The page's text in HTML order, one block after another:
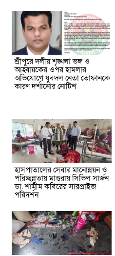
শ্রীপুরে দলীয় শৃঙ্খলা ভঙ্গ ও
আহ্বায়কের ওপর হামলার
অভিযোগে যুবদল নেতা তোফানকে
কারণ দর্শানোর নোটিশ
হাসপাতালের সেবার মানোন্নয়ন ও
পরিচ্ছন্নতায় মাগুরায় সিভিল সার্জন
ডা. শামীম কবিরের সারপ্রাইজ
পরিদর্শন